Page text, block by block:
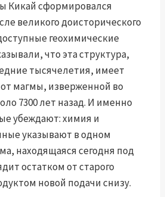
Кикай сформировался
великого доисторического
геохимические
что эта структура,
тысячелетия, имеет
магмы, изверженной во
7300 лет назад. И именно
убеждают: химия и
указывают в одном
находящаяся сегодня под
остатком от старого
новой подачи снизу.